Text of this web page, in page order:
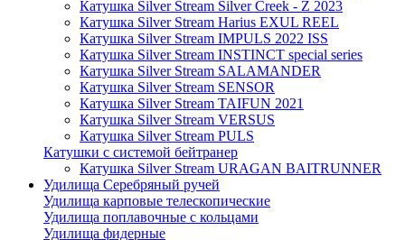
Катушка Silver Stream Silver Creek - Z 2023
Катушка Silver Stream Harius EXUL REEL
Катушка Silver Stream IMPULS 2022 ISS
Катушка Silver Stream INSTINCT special series
Катушка Silver Stream SALAMANDER
Катушка Silver Stream SENSOR
Катушка Silver Stream TAIFUN 2021
Катушка Silver Stream VERSUS
Катушка Silver Stream PULS
Катушки с системой бейтранер
Катушка Silver Stream URAGAN BAITRUNNER
Удилища Серебряный ручей
Удилища карповые телескопические
Удилища поплавочные с кольцами
Удилища фидерные